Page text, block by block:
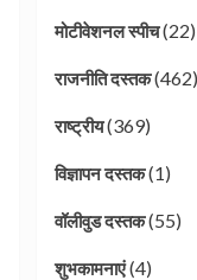
मोटीवेशनल स्पीच(22)
राजनीति दस्तक(462)
राष्ट्रीय(369)
विज्ञापन दस्तक(1)
वॉलीवुड दस्तक(55)
शुभकामनाएं(4)